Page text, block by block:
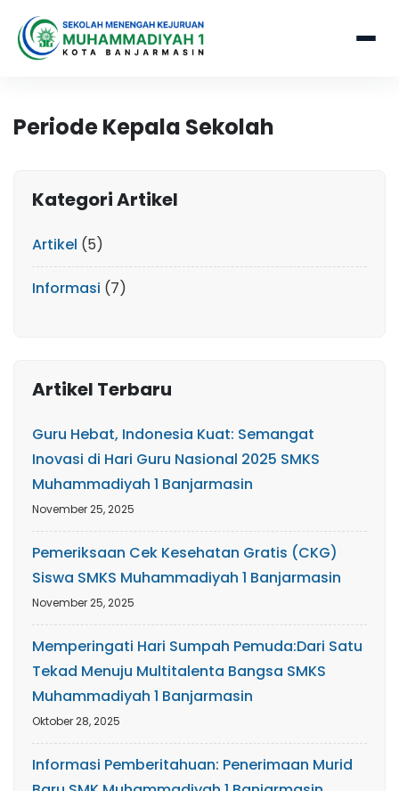
Periode Kepala Sekolah
Kategori Artikel
Artikel (5)
Informasi (7)
Artikel Terbaru
Guru Hebat, Indonesia Kuat: Semangat
Inovasi di Hari Guru Nasional 2025 SMKS
Muhammadiyah 1 Banjarmasin
November 25, 2025
Pemeriksaan Cek Kesehatan Gratis (CKG)
Siswa SMKS Muhammadiyah 1 Banjarmasin
November 25, 2025
Memperingati Hari Sumpah Pemuda:Dari Satu
Tekad Menuju Multitalenta Bangsa SMKS
Muhammadiyah 1 Banjarmasin
Oktober 28, 2025
Informasi Pemberitahuan: Penerimaan Murid